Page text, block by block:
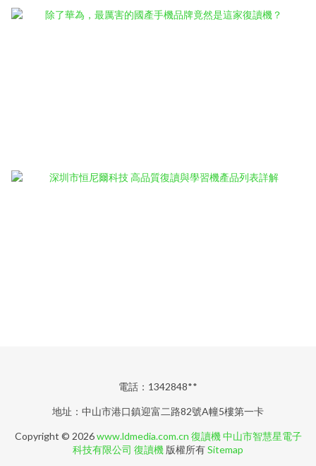
電話：1342848**
地址：中山市港口鎮迎富二路82號A幢5樓第一卡
Copyright © 2026www.ldmedia.com.cn 復讀機 中山市智慧星電子
科技有限公司 復讀機 版權所有Sitemap